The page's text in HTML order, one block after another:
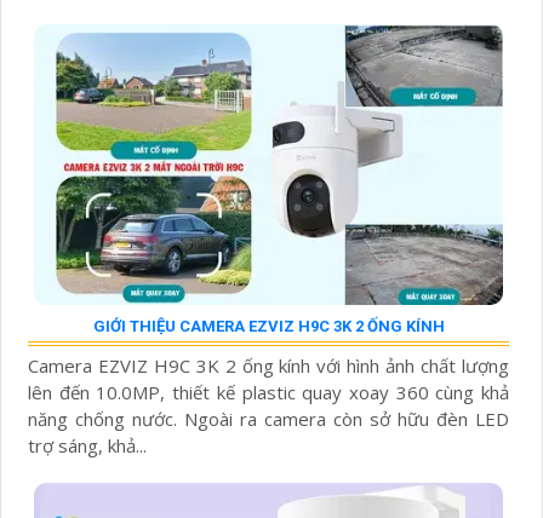
GIỚI THIỆU CAMERA EZVIZ H9C 3K 2 ỐNG KÍNH
Camera EZVIZ H9C 3K 2 ống kính với hình ảnh chất lượng
lên đến 10.0MP, thiết kế plastic quay xoay 360 cùng khả
năng chống nước. Ngoài ra camera còn sở hữu đèn LED
trợ sáng, khả...